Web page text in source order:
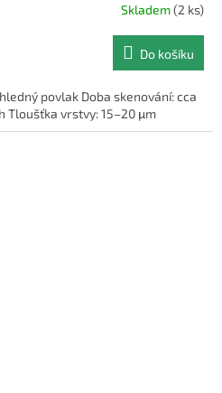
Skladem(2 ks)
Do košíku
povlak Doba skenování: cca
Tloušťka vrstvy: 15–20 μm